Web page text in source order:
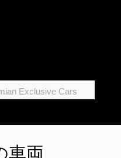
Exclusive Cars
車両